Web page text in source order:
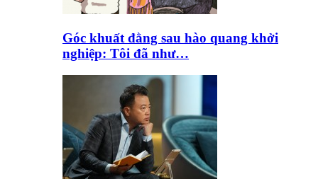
Góc khuất đằng sau hào quang khởi
nghiệp: Tôi đã như…